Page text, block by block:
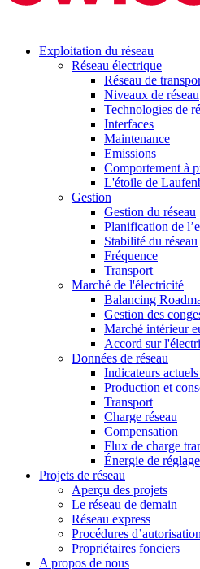
Exploitation du réseau
Réseau électrique
Réseau de
Niveaux de réseau
Technologies de
Interfaces
Maintenance
Emissions
Comportement à
L'étoile de
Gestion
Gestion du réseau
Planification de
Stabilité du réseau
Fréquence
Transport
Marché de l'électricité
Balancing
Gestion des
Marché intérieur
Accord sur
Données de réseau
Indicateurs
Production et
Transport
Charge réseau
Compensation
Flux de charge
Énergie de
Projets de réseau
Aperçu des projets
Le réseau de demain
Réseau express
Procédures d’autorisation
Propriétaires fonciers
A propos de nous